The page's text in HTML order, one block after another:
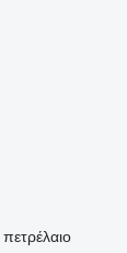
πετρέλαιο